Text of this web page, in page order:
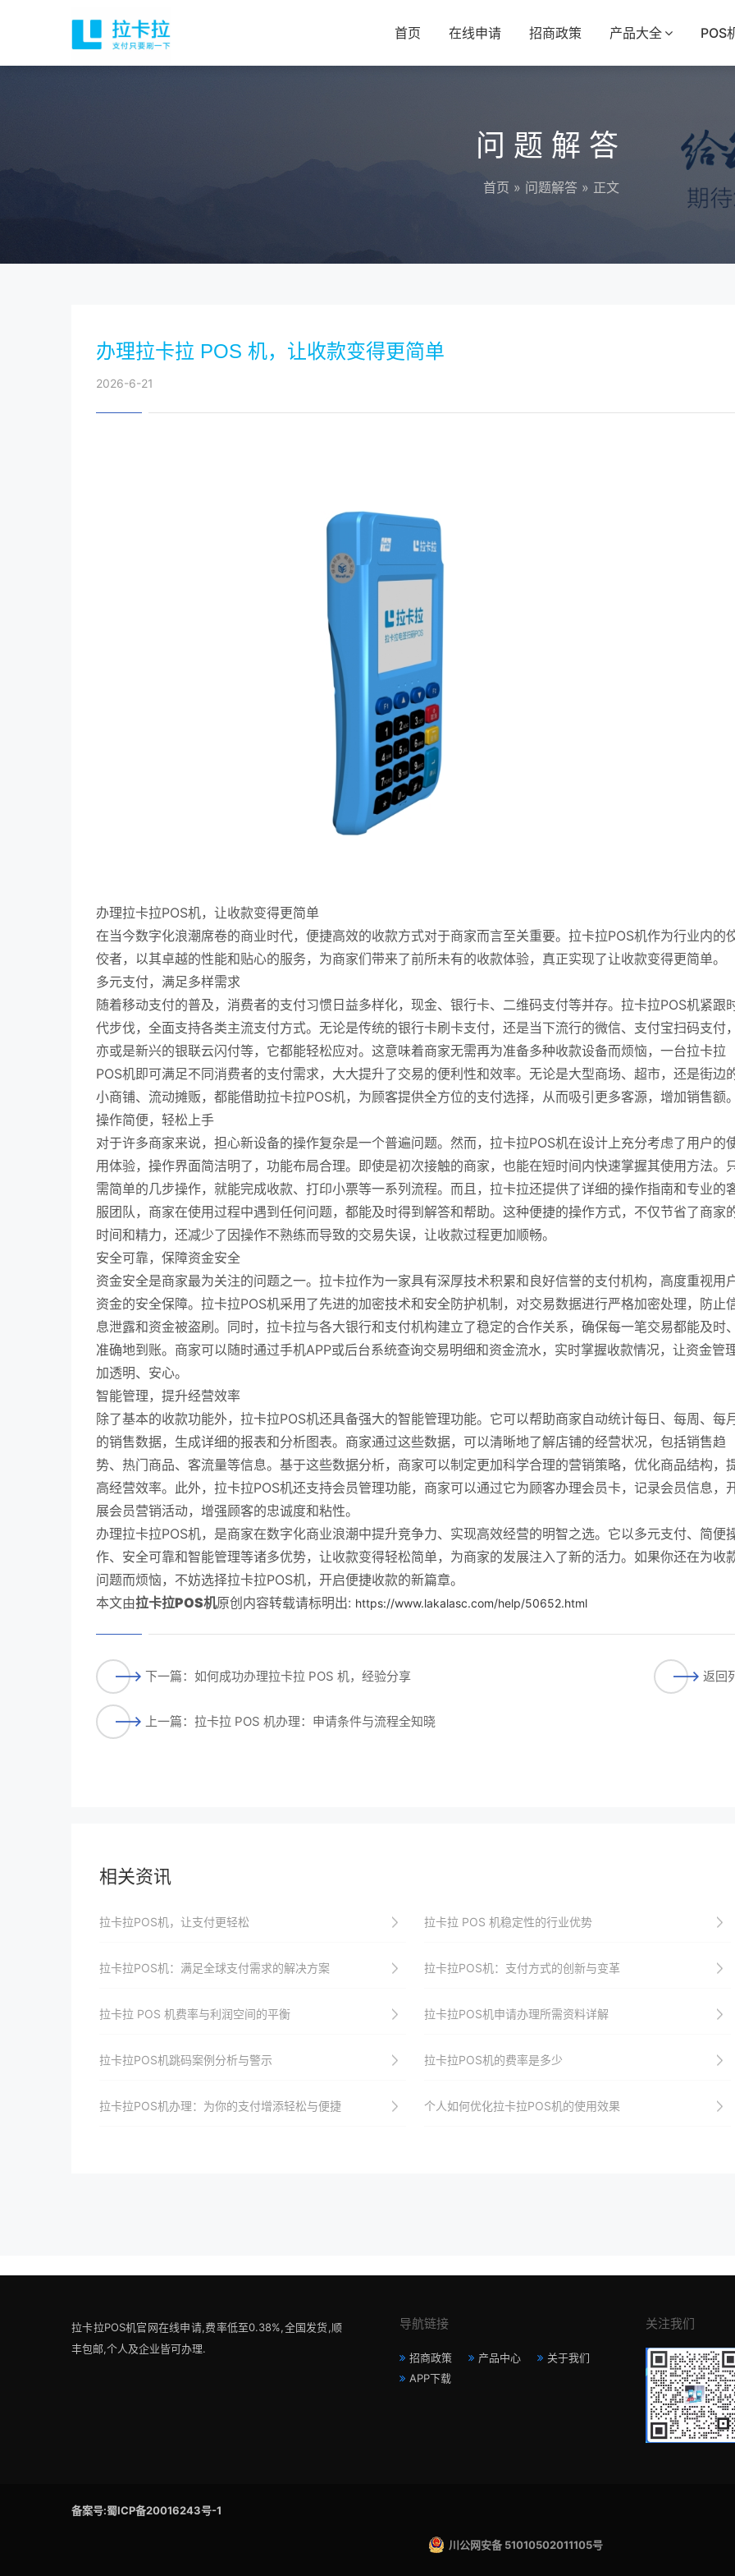
首页 在线申请 招商政策 产品大全 POS
问题解答
首页 » 问题解答 » 正文
办理拉卡拉 POS 机，让收款变得更简单
2026-6-21
办理拉卡拉POS机，让收款变得更简单
在当今数字化浪潮席卷的商业时代，便捷高效的收款方式对于商家而言至关重要。拉卡拉POS机作为行业内的
佼者，以其卓越的性能和贴心的服务，为商家们带来了前所未有的收款体验，真正实现了让收款变得更简单。
多元支付，满足多样需求
随着移动支付的普及，消费者的支付习惯日益多样化，现金、银行卡、二维码支付等并存。拉卡拉POS机紧跟
代步伐，全面支持各类主流支付方式。无论是传统的银行卡刷卡支付，还是当下流行的微信、支付宝扫码支付，
亦或是新兴的银联云闪付等，它都能轻松应对。这意味着商家无需再为准备多种收款设备而烦恼，一台拉卡拉
POS机即可满足不同消费者的支付需求，大大提升了交易的便利性和效率。无论是大型商场、超市，还是街边
小商铺、流动摊贩，都能借助拉卡拉POS机，为顾客提供全方位的支付选择，从而吸引更多客源，增加销售额。
操作简便，轻松上手
对于许多商家来说，担心新设备的操作复杂是一个普遍问题。然而，拉卡拉POS机在设计上充分考虑了用户的
用体验，操作界面简洁明了，功能布局合理。即使是初次接触的商家，也能在短时间内快速掌握其使用方法。
需简单的几步操作，就能完成收款、打印小票等一系列流程。而且，拉卡拉还提供了详细的操作指南和专业的
服团队，商家在使用过程中遇到任何问题，都能及时得到解答和帮助。这种便捷的操作方式，不仅节省了商家
时间和精力，还减少了因操作不熟练而导致的交易失误，让收款过程更加顺畅。
安全可靠，保障资金安全
资金安全是商家最为关注的问题之一。拉卡拉作为一家具有深厚技术积累和良好信誉的支付机构，高度重视用
资金的安全保障。拉卡拉POS机采用了先进的加密技术和安全防护机制，对交易数据进行严格加密处理，防止
息泄露和资金被盗刷。同时，拉卡拉与各大银行和支付机构建立了稳定的合作关系，确保每一笔交易都能及时、
准确地到账。商家可以随时通过手机APP或后台系统查询交易明细和资金流水，实时掌握收款情况，让资金管
加透明、安心。
智能管理，提升经营效率
除了基本的收款功能外，拉卡拉POS机还具备强大的智能管理功能。它可以帮助商家自动统计每日、每周、每月
的销售数据，生成详细的报表和分析图表。商家通过这些数据，可以清晰地了解店铺的经营状况，包括销售趋
势、热门商品、客流量等信息。基于这些数据分析，商家可以制定更加科学合理的营销策略，优化商品结构，
高经营效率。此外，拉卡拉POS机还支持会员管理功能，商家可以通过它为顾客办理会员卡，记录会员信息，
展会员营销活动，增强顾客的忠诚度和粘性。
办理拉卡拉POS机，是商家在数字化商业浪潮中提升竞争力、实现高效经营的明智之选。它以多元支付、简便
作、安全可靠和智能管理等诸多优势，让收款变得轻松简单，为商家的发展注入了新的活力。如果你还在为收
问题而烦恼，不妨选择拉卡拉POS机，开启便捷收款的新篇章。
本文由拉卡拉POS机原创内容转载请标明出: https://www.lakalasc.com/help/50652.html
下一篇：如何成功办理拉卡拉 POS 机，经验分享
上一篇：拉卡拉 POS 机办理：申请条件与流程全知晓
返回
相关资讯
拉卡拉POS机，让支付更轻松 拉卡拉 POS 机稳定性的行业优势
拉卡拉POS机：满足全球支付需求的解决方案 拉卡拉POS机：支付方式的创新与变革
拉卡拉 POS 机费率与利润空间的平衡 拉卡拉POS机申请办理所需资料详解
拉卡拉POS机跳码案例分析与警示 拉卡拉POS机的费率是多少
拉卡拉POS机办理：为你的支付增添轻松与便捷 个人如何优化拉卡拉POS机的使用效果
拉卡拉POS机官网在线申请,费率低至0.38%,全国发货,顺
丰包邮,个人及企业皆可办理.
导航链接
招商政策 产品中心
关于我们
APP下载
关注我们
备案号:蜀ICP备20016243号-1
川公网安备 51010502011105号